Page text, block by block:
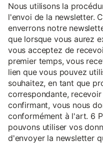
Nous utilisons la
l'envoi de la newsletter.
enverrons notre
que lorsque vous aurez
vous acceptez de
premier temps, vous
lien que vous pouvez
souhaitez, en tant que
correspondante,
confirmant, vous nous
conformément à l'art. 6
pouvons utiliser vos
d'envoyer la newsletter